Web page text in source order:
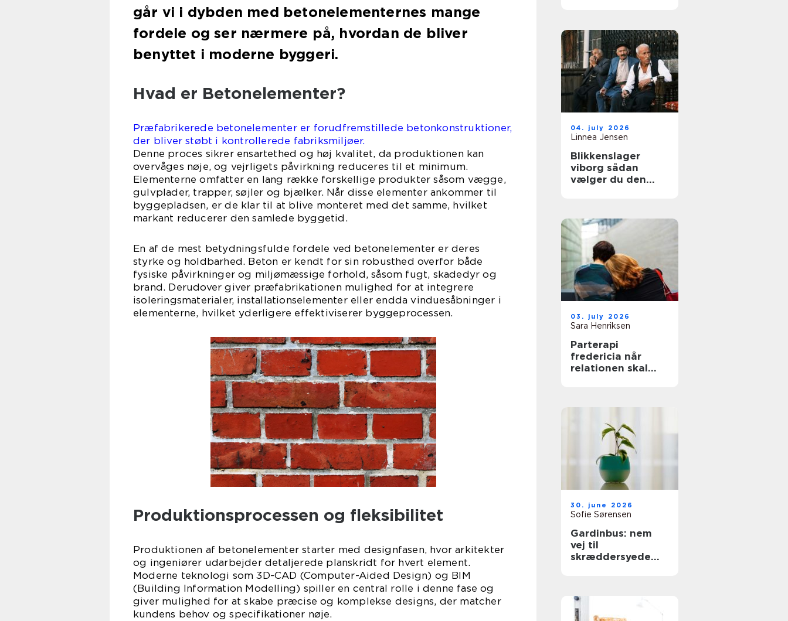
går vi i dybden med betonelementernes mange
fordele og ser nærmere på, hvordan de bliver
benyttet i moderne byggeri.
Hvad er Betonelementer?
Præfabrikerede betonelementer er forudfremstillede betonkonstruktioner,
der bliver støbt i kontrollerede fabriksmiljøer.
Denne proces sikrer ensartethed og høj kvalitet, da produktionen kan
overvåges nøje, og vejrligets påvirkning reduceres til et minimum.
Elementerne omfatter en lang række forskellige produkter såsom vægge,
gulvplader, trapper, søjler og bjælker. Når disse elementer ankommer til
byggepladsen, er de klar til at blive monteret med det samme, hvilket
markant reducerer den samlede byggetid.
En af de mest betydningsfulde fordele ved betonelementer er deres
styrke og holdbarhed. Beton er kendt for sin robusthed overfor både
fysiske påvirkninger og miljømæssige forhold, såsom fugt, skadedyr og
brand. Derudover giver præfabrikationen mulighed for at integrere
isoleringsmaterialer, installationselementer eller endda vinduesåbninger i
elementerne, hvilket yderligere effektiviserer byggeprocessen.
Produktionsprocessen og fleksibilitet
Produktionen af betonelementer starter med designfasen, hvor arkitekter
og ingeniører udarbejder detaljerede planskridt for hvert element.
Moderne teknologi som 3D-CAD (Computer-Aided Design) og BIM
(Building Information Modelling) spiller en central rolle i denne fase og
giver mulighed for at skabe præcise og komplekse designs, der matcher
kundens behov og specifikationer nøje.
04. july 2026
Linnea Jensen
Blikkenslager
viborg sådan
vælger du den
03. july 2026
Sara Henriksen
Parterapi
fredericia når
relationen skal
30. june 2026
Sofie Sørensen
Gardinbus: nem
vej til
skræddersyede